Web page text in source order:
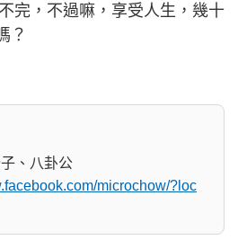
完，不過嘛，享受人生，幾十
？
、八卦公
microchow/?loc